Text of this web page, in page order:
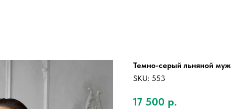
Темно-серый льняной
SKU: 553
17 500 р.